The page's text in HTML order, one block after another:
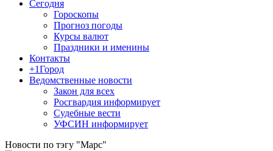
Сегодня
Гороскопы
Прогноз погоды
Курсы валют
Праздники и именины
Контакты
+1Город
Ведомственные новости
Закон для всех
Росгвардия информирует
Судебные вести
УФСИН информирует
Новости по тэгу "Марс"